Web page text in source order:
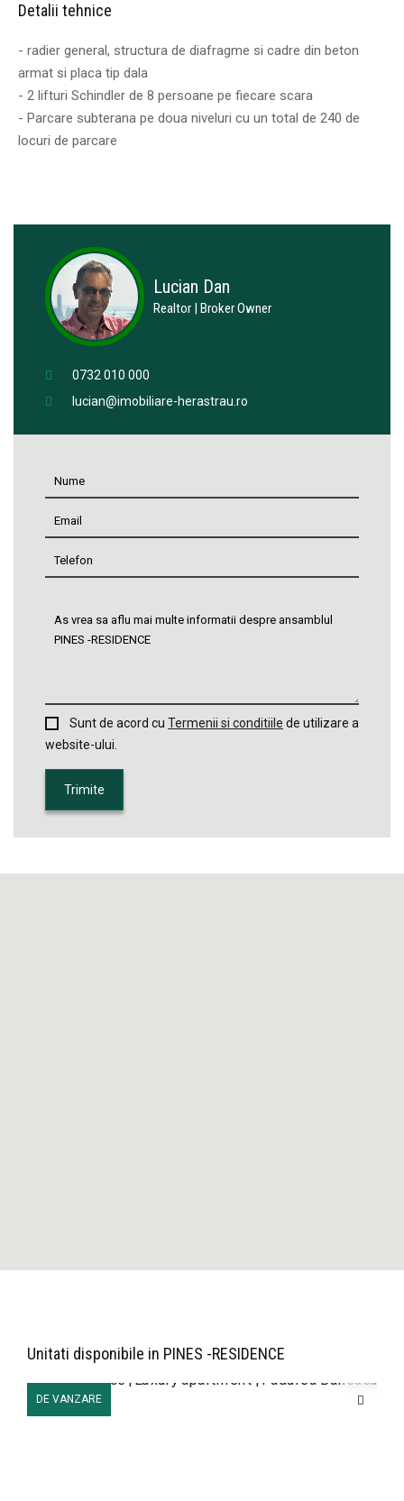
Detalii tehnice
- radier general, structura de diafragme si cadre din beton
armat si placa tip dala
- 2 lifturi Schindler de 8 persoane pe fiecare scara
- Parcare subterana pe doua niveluri cu un total de 240 de
locuri de parcare
Lucian Dan
Realtor | Broker Owner
0732 010 000
lucian@imobiliare-herastrau.ro
Sunt de acord cu Termenii si conditiile de utilizare a
website-ului.
Unitati disponibile in PINES -RESIDENCE
DE VANZARE